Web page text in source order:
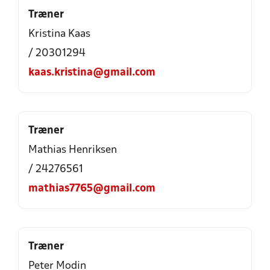
Træner
Kristina Kaas
/ 20301294
kaas.kristina@gmail.com
Træner
Mathias Henriksen
/ 24276561
mathias7765@gmail.com
Træner
Peter Modin